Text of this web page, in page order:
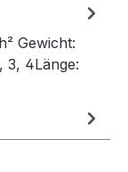
Gewicht:
3, 4Länge: